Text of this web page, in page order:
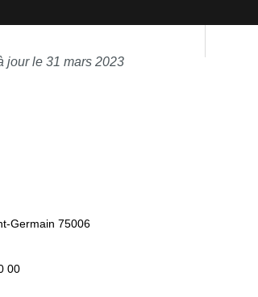
jour le 31 mars 2023
Germain 75006
00